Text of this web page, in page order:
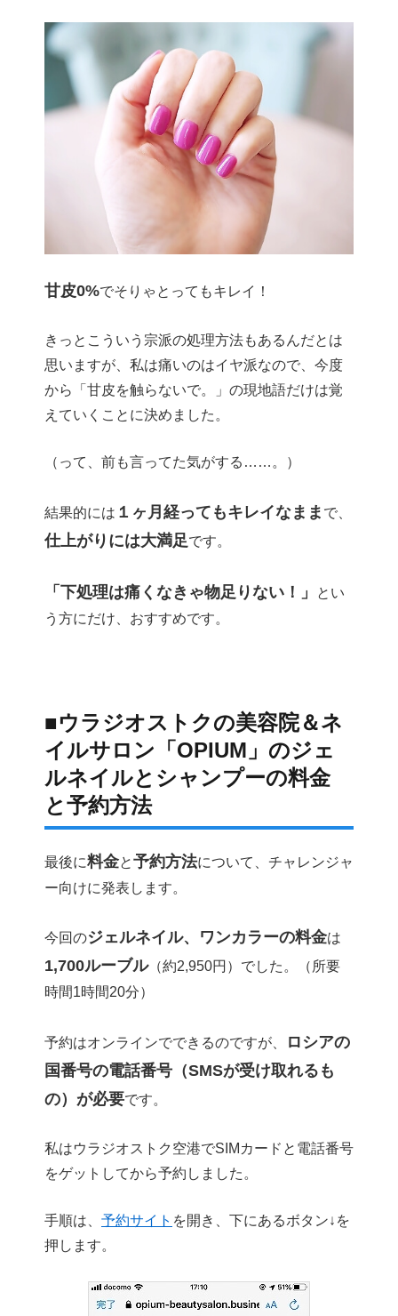
甘皮0%でそりゃとってもキレイ！
きっとこういう宗派の処理方法もあるんだとは
思いますが、私は痛いのはイヤ派なので、今度
から「甘皮を触らないで。」の現地語だけは覚
えていくことに決めました。
（って、前も言ってた気がする……。）
結果的には １ヶ月経ってもキレイなまま で、
仕上がりには大満足です。
「下処理は痛くなきゃ物足りない！」
とい
う方にだけ、おすすめです。
■ウラジオストクの美容院＆ネ
イルサロン「OPIUM」のジェ
ルネイルとシャンプーの料金
と予約方法
最後に料金と予約方法について、チャレンジャ
ー向けに発表します。
今回のジェルネイル、ワンカラーの料金は
1,700ルーブル（約2,950円）でした。（所要
時間1時間20分）
予約はオンラインでできるのですが、
ロシアの
国番号の電話番号（SMSが受け取れるも
の）が必要です。
私はウラジオストク空港でSIMカードと電話番号
をゲットしてから予約しました。
手順は、 予約サイト を開き、下にあるボタン↓を
押します。